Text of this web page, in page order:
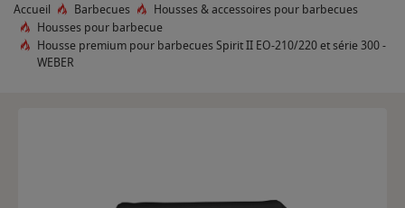
Accueil Barbecues
Housses & accessoires pour barbecues
Housses pour barbecue
Housse premium pour barbecues Spirit II EO-210/220 et série 300 -
WEBER